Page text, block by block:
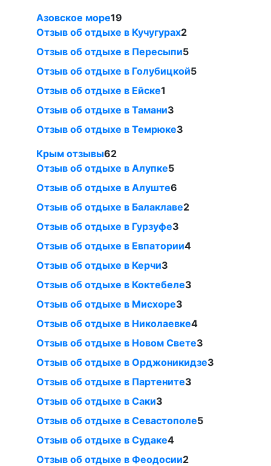
Азовское море19
Отзыв об отдыхе в Кучугурах2
Отзыв об отдыхе в Пересыпи5
Отзыв об отдыхе в Голубицкой5
Отзыв об отдыхе в Ейске1
Отзыв об отдыхе в Тамани3
Отзыв об отдыхе в Темрюке3
Крым отзывы62
Отзыв об отдыхе в Алупке5
Отзыв об отдыхе в Алуште6
Отзыв об отдыхе в Балаклаве2
Отзыв об отдыхе в Гурзуфе3
Отзыв об отдыхе в Евпатории4
Отзыв об отдыхе в Керчи3
Отзыв об отдыхе в Коктебеле3
Отзыв об отдыхе в Мисхоре3
Отзыв об отдыхе в Николаевке4
Отзыв об отдыхе в Новом Свете3
Отзыв об отдыхе в Орджоникидзе3
Отзыв об отдыхе в Партените3
Отзыв об отдыхе в Саки3
Отзыв об отдыхе в Севастополе5
Отзыв об отдыхе в Судаке4
Отзыв об отдыхе в Феодосии2